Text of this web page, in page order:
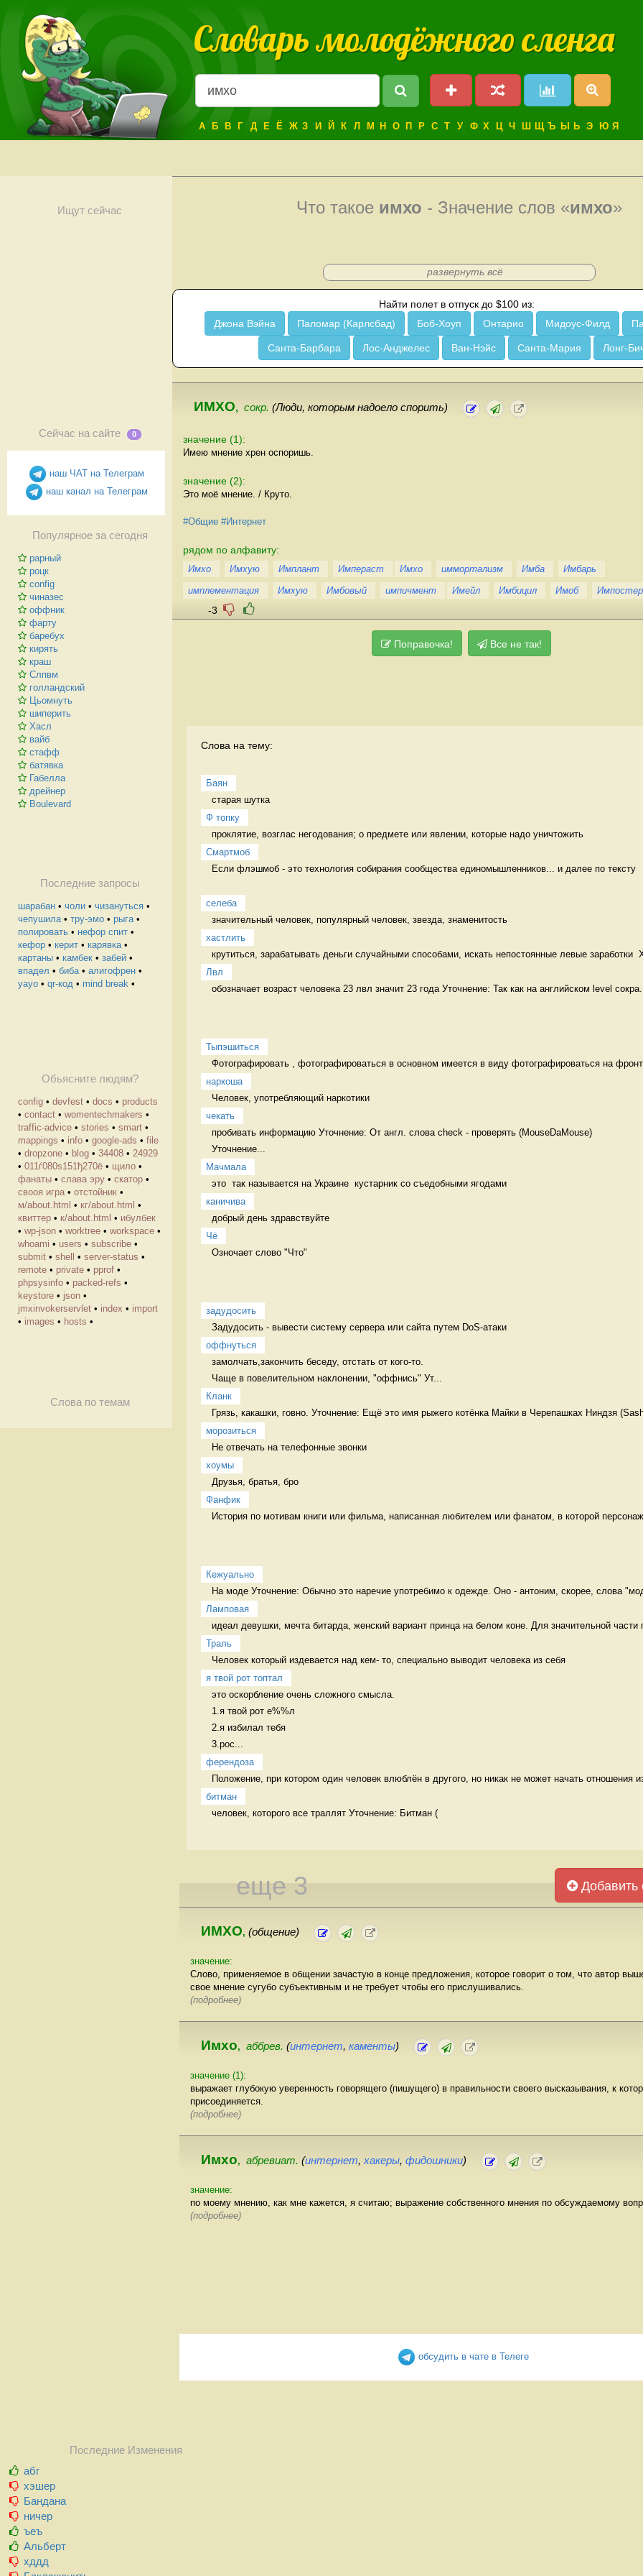
Словарь молодёжного сленга
А Б В Г Д Е Ё Ж З И Й К Л М Н О П Р С Т У Ф Х Ц Ч Ш Щ Ъ Ы Ь Э Ю Я
Ищут сейчас
Сейчас на сайте 0
наш ЧАТ на Телеграм
наш канал на Телеграм
Популярное за сегодня
рарный
роцк
config
чиназес
оффник
фарту
баребух
кирять
краш
Слпвм
голландский
Цьомнуть
шиперить
Хасл
вайб
стафф
батявка
Габелла
дрейнер
Boulevard
Последние запросы
шарабан • чоли • чизануться •
чепушила• тру-эмо • рыга•
полировать • нефор спит •
кефор • керит • карявка•
картаны • камбек • забей •
впадел • биба• алигофрен •
yayo • qr-код • mind break •
Обьясните людям?
config • devfest • docs • products
• contact • womentechmakers •
traffic-advice • stories • smart •
mappings • info • google-ads • file
• dropzone • blog • 34408 • 24929
• 011ѓ080ѕ151ђ270ё • щило •
фанаты • слава эру • скатор •
свооя игра • отстойник •
м/about.html • кг/about.html •
квиттер • к/about.html • ибулбек
• wp-json • worktree • workspace •
whoami • users • subscribe •
submit • shell • server-status •
remote • private • pprof •
phpsysinfo • packed-refs •
keystore • json •
jmxinvokerservlet • index • import
• images • hosts •
Слова по темам
Что такое имхо - Значение слов «имхо»
развернуть всё
Найти полет в отпуск до $100 из:
Джона Вэйна
Паломар (Карлсбад) Боб-Хоуп Онтарио Мидоус-Филд
Санта-Барбара Лос-Анджелес Ван-Нэйс Санта-Мария Лонг-
ИМХО, сокр. (Люди, которым надоело спорить)
значение (1):
Имею мнение хрен оспоришь.
значение (2):
Это моё мнение. / Круто.
#Общие #Интернет
рядом по алфавиту:
Имхо Имхую Имплант Импераст Имхо иммортализм Имба
Имбарь
имплементация
Имхую Имбовый импичмент Имейл Имбицил Имоб Импостер
-3
Поправочка! Все не так!
Слова на тему:
Баян
старая шутка
Ф топку
проклятие, возглас негодования; о предмете или явлении, которые надо уничтожить
Смартмоб
Если флэшмоб - это технология собирания сообщества единомышленников... и далее по тексту
селеба
значительный человек, популярный человек, звезда, знаменитость
хастлить
крутиться, зарабатывать деньги случайными способами, искать непостоянные левые заработки
Лвл
обозначает возраст человека 23 лвл значит 23 года Уточнение: Так как на английском level сокра...
Тыпэшиться
Фотографировать , фотографироваться в основном имеется в виду фотографироваться на
наркоша
Человек, употребляющий наркотики
чекать
пробивать информацию Уточнение: От англ. слова check - проверять (MouseDaMouse)
Уточнение...
Мачмала
это  так называется на Украине  кустарник со съедобными ягодами
каничива
добрый день здравствуйте
Чё
Озночает слово "Что"
задудосить
Задудосить - вывести систему сервера или сайта путем DoS-атаки
оффнуться
замолчать,закончить беседу, отстать от кого-то.
Чаще в повелительном наклонении, "оффнись" Ут...
Кланк
Грязь, какашки, говно. Уточнение: Ещё это имя рыжего котёнка Майки в Черепашках Ниндзя
морозиться
Не отвечать на телефонные звонки
хоумы
Друзья, братья, бро
Фанфик
История по мотивам книги или фильма, написанная любителем или фанатом, в которой
Кежуально
На моде Уточнение: Обычно это наречие употребимо к одежде. Оно - антоним, скорее, слова
Ламповая
идеал девушки, мечта битарда, женский вариант принца на белом коне. Для значительной части
Траль
Человек который издевается над кем- то, специально выводит человека из себя
я твой рот топтал
это оскорбление очень сложного смысла.
1.я твой рот е%%л
2.я избилал тебя
3.рос...
ферендоза
Положение, при котором один человек влюблён в другого, но никак не может начать отношения
битман
человек, которого все траллят Уточнение: Битман (
еще 3 Добавить
ИМХО, (общение)
значение:
Слово, применяемое в общении зачастую в конце предложения, которое говорит о том, что автор
свое мнение сугубо субъективным и не требует чтобы его прислушивались.
(подробнее)
Имхо, аббрев. (интернет, каменты)
значение (1):
выражает глубокую уверенность говорящего (пишущего) в правильности своего высказывания, к
присоединяется.
(подробнее)
Имхо, абревиат. (интернет, хакеры, фидошники)
значение:
по моему мнению, как мне кажется, я считаю; выражение собственного мнения по обсуждаемому
(подробнее)
обсудить в чате в Телеге
Последние Изменения
абг
хэшер
Бандана
ничер
ъеъ
Альберт
хддд